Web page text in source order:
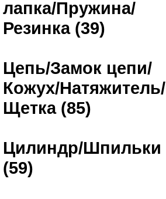
лапка/Пружина/
Резинка (39)
Цепь/Замок цепи/
Кожух/Натяжитель/
Щетка (85)
Цилиндр/Шпильки
(59)